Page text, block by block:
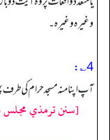
وغیرہ وغیرہ۔
4؎:
آپ اپنا منہ مسجد حرام کی طرف
[سنن ترمذي مجلس